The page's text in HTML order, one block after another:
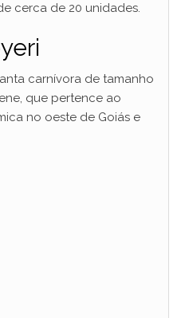
cerca de 20 unidades.
carnívora de tamanho
que pertence ao
no oeste de Goiás e